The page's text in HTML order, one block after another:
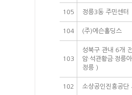
105 정릉3동 주민센터
104 (주)에슨홀딩스
103
성북구 관내 6개
암·석관황금·정릉
정릉 )
102 소상공인진흥공단